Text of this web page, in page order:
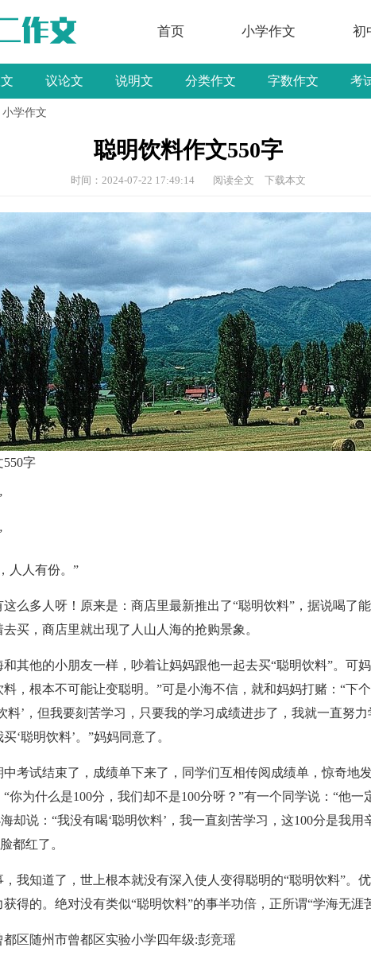
首页 小学作文 初
议论文 说明文 分类作文 字数作文 考
小学作文
聪明饮料作文550字
时间：2024-07-22 17:49:14 阅读全文 下载本文
字
人人有份。”
么多人呀！原来是：商店里最新推出了“聪明饮料”，据说喝了
买，商店里就出现了人山人海的抢购景象。
其他的小朋友一样，吵着让妈妈跟他一起去买“聪明饮料”。可
料，根本不可能让变聪明。”可是小海不信，就和妈妈打赌：“下
料’，但我要刻苦学习，只要我的学习成绩进步了，我就一直努
‘聪明饮料’。”妈妈同意了。
考试结束了，成绩单下来了，同学们互相传阅成绩单，惊奇地
你为什么是100分，我们却不是100分呀？”有一个同学说：“他一
却说：“我没有喝‘聪明饮料’，我一直刻苦学习，这100分是我用
都红了。
我知道了，世上根本就没有深入使人变得聪明的“聪明饮料”。
得的。绝对没有类似“聪明饮料”的事半功倍，正所谓“学海无涯
区随州市曾都区实验小学四年级:彭竞瑶